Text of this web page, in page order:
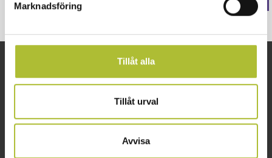
Marknadsföring
Tillåt alla
Tillåt urval
Avvisa
Snabblänkar
Företagsguiden
Om oss
Kontakta oss
Lediga tjänster